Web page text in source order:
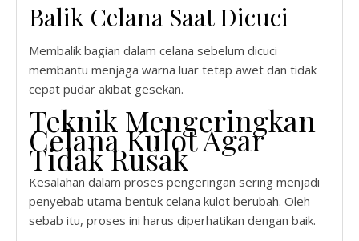
Balik Celana Saat Dicuci
Membalik bagian dalam celana sebelum dicuci
membantu menjaga warna luar tetap awet dan tidak
cepat pudar akibat gesekan.
Teknik Mengeringkan
Celana Kulot Agar
Tidak Rusak
Kesalahan dalam proses pengeringan sering menjadi
penyebab utama bentuk celana kulot berubah. Oleh
sebab itu, proses ini harus diperhatikan dengan baik.